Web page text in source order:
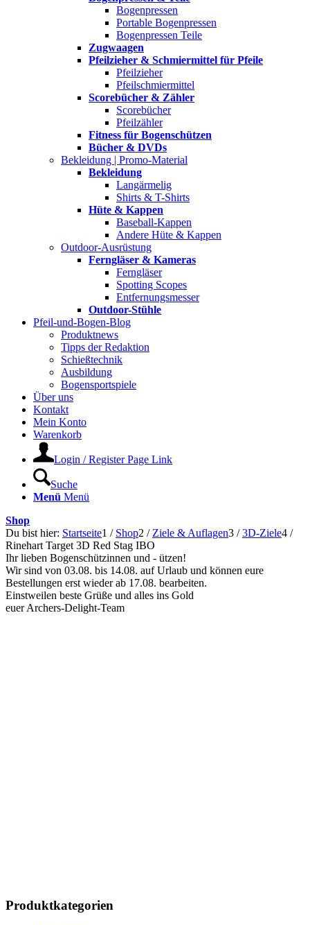
Bogenpressen
Portable Bogenpressen
Bogenpressen Teile
Zugwaagen
Pfeilzieher & Schmiermittel für Pfeile
Pfeilzieher
Pfeilschmiermittel
Scorebücher & Zähler
Scorebücher
Pfeilzähler
Fitness für Bogenschützen
Bücher & DVDs
Bekleidung | Promo-Material
Bekleidung
Langärmelig
Shirts & T-Shirts
Hüte & Kappen
Baseball-Kappen
Andere Hüte & Kappen
Outdoor-Ausrüstung
Ferngläser & Kameras
Ferngläser
Spotting Scopes
Entfernungsmesser
Outdoor-Stühle
Pfeil-und-Bogen-Blog
Produktnews
Tipps der Redaktion
Schießtechnik
Ausbildung
Bogensportspiele
Über uns
Kontakt
Mein Konto
Warenkorb
Login / Register Page Link
Suche
Menü Menü
Shop
Du bist hier: Startseite1 / Shop2 / Ziele & Auflagen3 / 3D-Ziele4 /
Rinehart Target 3D Red Stag IBO
Ihr lieben Bogenschützinnen und - ützen!
Wir sind von 03.08. bis 14.08. auf Urlaub und können eure
Bestellungen erst wieder ab 17.08. bearbeiten.
Einstweilen beste Grüße und alles ins Gold
euer Archers-Delight-Team
Produktkategorien